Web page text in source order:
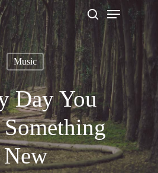
search
Menu
Music
Day You
New